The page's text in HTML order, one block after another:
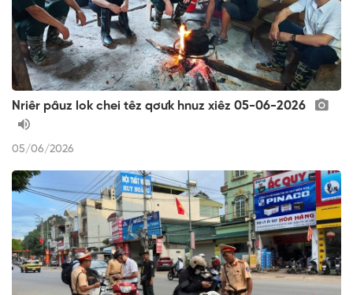
Nriêr pâuz lok chei têz qơưk hnuz xiêz 05-06-2026
05/06/2026